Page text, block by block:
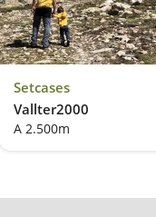
Setcases
Vallter2000
A 2.500m